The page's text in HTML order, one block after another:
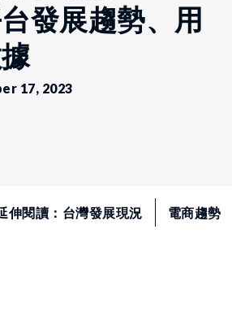
發展趨勢、用
17, 2023
伸閱讀： 台灣發展現況 電商趨勢